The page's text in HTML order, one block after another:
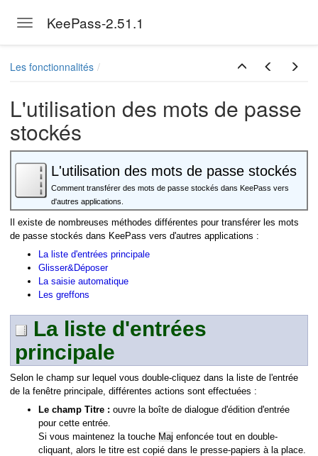
Toggle navigation
KeePass-2.51.1
Les fonctionnalités
L'utilisation des mots de passe
stockés
L'utilisation des mots de passe stockés
Comment transférer des mots de passe stockés dans KeePass vers
d'autres applications.
Il existe de nombreuses méthodes différentes pour transférer les mots
de passe stockés dans KeePass vers d'autres applications :
La liste d'entrées principale
Glisser&Déposer
La saisie automatique
Les greffons
La liste d'entrées
principale
Selon le champ sur lequel vous double-cliquez dans la liste de l'entrée
de la fenêtre principale, différentes actions sont effectuées :
Le champ Titre : ouvre la boîte de dialogue d'édition d'entrée
pour cette entrée.
Si vous maintenez la touche Maj enfoncée tout en double-
cliquant, alors le titre est copié dans le presse-papiers à la place.